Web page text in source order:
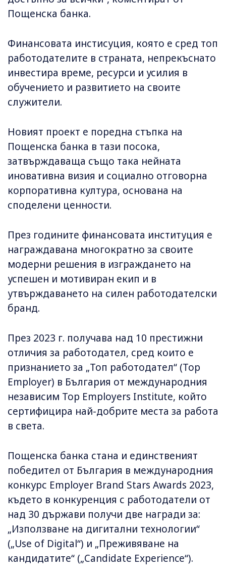
Пощенска банка.
Финансовата инстисуция, която е сред топ
работодателите в страната, непрекъснато
инвестира време, ресурси и усилия в
обучението и развитието на своите
служители.
Новият проект е поредна стъпка на
Пощенска банка в тази посока,
затвърждаваща също така нейната
иновативна визия и социално отговорна
корпоративна култура, основана на
споделени ценности.
През годините финансовата институция е
награждавана многократно за своите
модерни решения в изграждането на
успешен и мотивиран екип и в
утвърждаването на силен работодателски
бранд.
През 2023 г. получава над 10 престижни
отличия за работодател, сред които е
признанието за „Топ работодател“ (Top
Employer) в България от международния
независим Top Employers Institute, който
сертифицира най-добрите места за работа
в света.
Пощенска банка стана и единственият
победител от България в международния
конкурс Employer Brand Stars Awards 2023,
където в конкуренция с работодатели от
над 30 държави получи две награди за:
„Използване на дигитални технологии“
(„Use of Digital“) и „Преживяване на
кандидатите“ („Candidate Experience“).